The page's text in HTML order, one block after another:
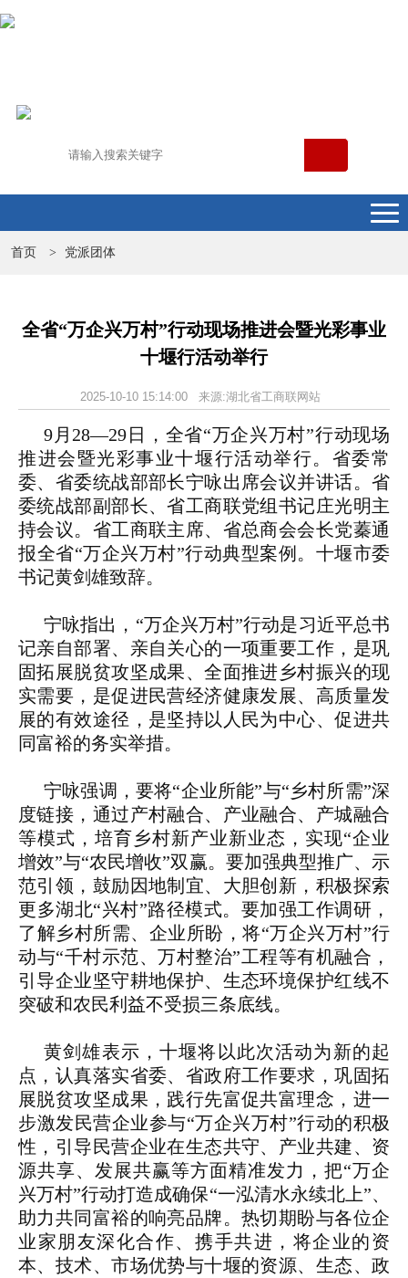
首页 > 党派团体
全省“万企兴万村”行动现场推进会暨光彩事业
十堰行活动举行
2025-10-10 15:14:00 来源:湖北省工商联网站
9月28—29日，全省“万企兴万村”行动现场
推进会暨光彩事业十堰行活动举行。省委常
委、省委统战部部长宁咏出席会议并讲话。省
委统战部副部长、省工商联党组书记庄光明主
持会议。省工商联主席、省总商会会长党蓁通
报全省“万企兴万村”行动典型案例。十堰市委
书记黄剑雄致辞。
宁咏指出，“万企兴万村”行动是习近平总书
记亲自部署、亲自关心的一项重要工作，是巩
固拓展脱贫攻坚成果、全面推进乡村振兴的现
实需要，是促进民营经济健康发展、高质量发
展的有效途径，是坚持以人民为中心、促进共
同富裕的务实举措。
宁咏强调，要将“企业所能”与“乡村所需”深
度链接，通过产村融合、产业融合、产城融合
等模式，培育乡村新产业新业态，实现“企业
增效”与“农民增收”双赢。要加强典型推广、示
范引领，鼓励因地制宜、大胆创新，积极探索
更多湖北“兴村”路径模式。要加强工作调研，
了解乡村所需、企业所盼，将“万企兴万村”行
动与“千村示范、万村整治”工程等有机融合，
引导企业坚守耕地保护、生态环境保护红线不
突破和农民利益不受损三条底线。
黄剑雄表示，十堰将以此次活动为新的起
点，认真落实省委、省政府工作要求，巩固拓
展脱贫攻坚成果，践行先富促共富理念，进一
步激发民营企业参与“万企兴万村”行动的积极
性，引导民营企业在生态共守、产业共建、资
源共享、发展共赢等方面精准发力，把“万企
兴万村”行动打造成确保“一泓清水永续北上”、
助力共同富裕的响亮品牌。热切期盼与各位企
业家朋友深化合作、携手共进，将企业的资
本、技术、市场优势与十堰的资源、生态、政